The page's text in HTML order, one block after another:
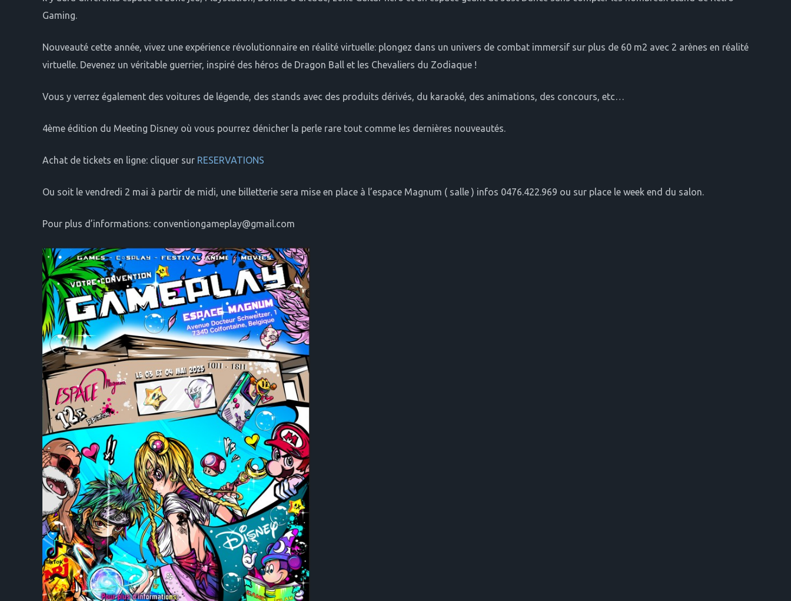
Gaming.
Nouveauté cette année, vivez une expérience révolutionnaire en réalité virtuelle: plongez dans un univers de combat immersif sur plus de 60 m2 avec 2 arènes en réalité
virtuelle. Devenez un véritable guerrier, inspiré des héros de Dragon Ball et les Chevaliers du Zodiaque !
Vous y verrez également des voitures de légende, des stands avec des produits dérivés, du karaoké, des animations, des concours, etc…
4ème édition du Meeting Disney où vous pourrez dénicher la perle rare tout comme les dernières nouveautés.
Achat de tickets en ligne: cliquer sur RESERVATIONS
Ou soit le vendredi 2 mai à partir de midi, une billetterie sera mise en place à l’espace Magnum ( salle ) infos 0476.422.969 ou sur place le week end du salon.
Pour plus d’informations: conventiongameplay@gmail.com